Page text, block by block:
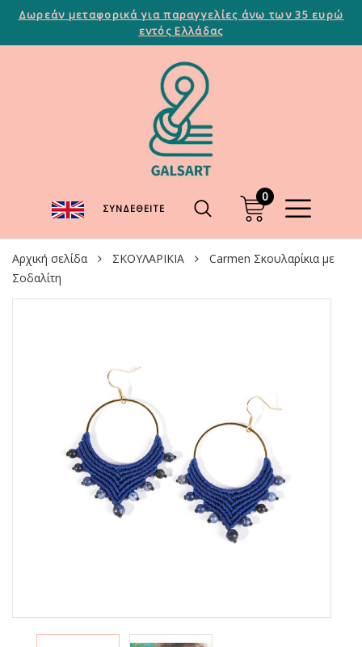
Δωρεάν μεταφορικά για παραγγελίες άνω των 35 ευρώ
εντός Ελλάδας
ΣΥΝΔΕΘΕΊΤΕ
0
Αρχική σελίδα ΣΚΟΥΛΑΡΙΚΙΑ
Carmen Σκουλαρίκια με
Σοδαλίτη